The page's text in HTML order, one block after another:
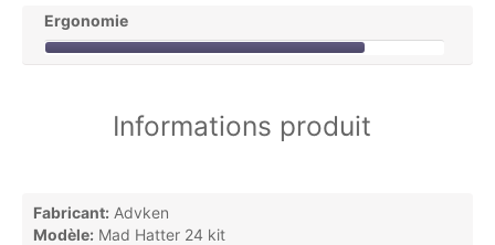
Ergonomie
Informations produit
Fabricant: Advken
Modèle: Mad Hatter 24 kit